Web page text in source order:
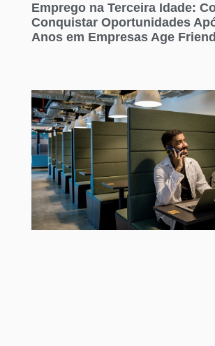
Emprego na Terceira Idade:
Conquistar Oportunidades
Anos em Empresas Age